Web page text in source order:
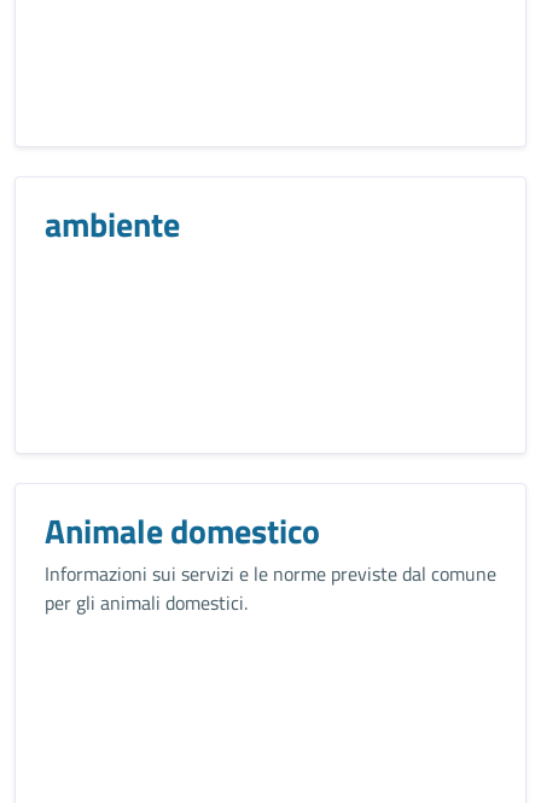
ambiente
Animale domestico
Informazioni sui servizi e le norme previste dal comune
per gli animali domestici.